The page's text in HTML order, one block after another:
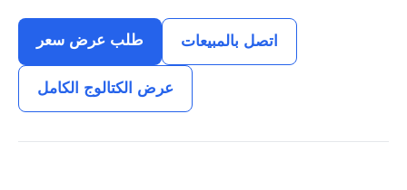
طلب عرض سعر اتصل بالمبيعات
عرض الكتالوج الكامل